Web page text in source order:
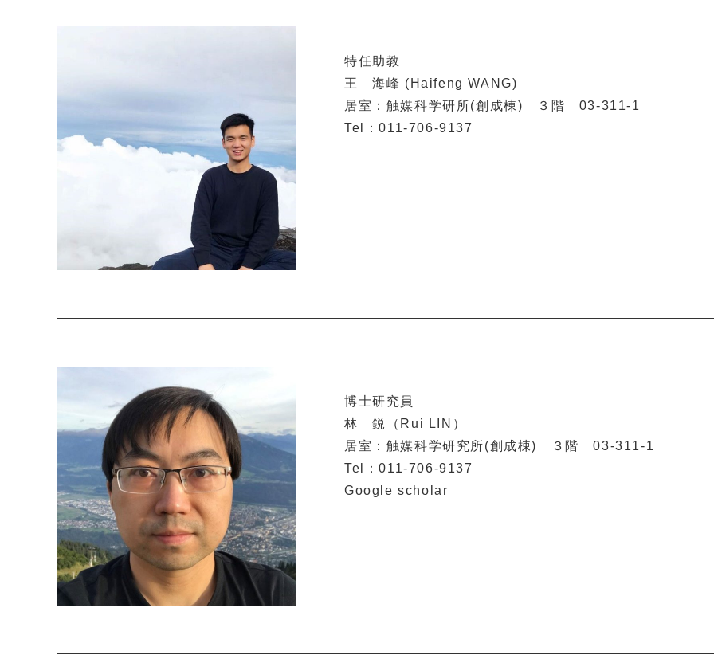
特任助教
王 海峰 (Haifeng WANG)
居室：触媒科学研所(創成棟) ３階 03-311-1
Tel：011-706-9137
博士研究員
林 鋭（Rui LIN）
居室：触媒科学研究所(創成棟) ３階 03-311-1
Tel：011-706-9137
Google scholar